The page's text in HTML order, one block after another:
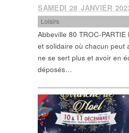
SAMEDI 28 JANVIER
Loisirs
Abbeville 80 TROC-PARTIE
et solidaire où chacun peut
ne se sert plus et avoir en
déposés…